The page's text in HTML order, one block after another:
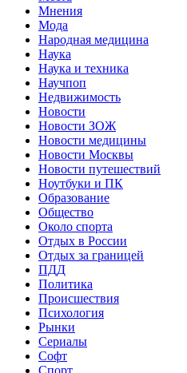
Мнения
Мода
Народная медицина
Наука
Наука и техника
Научпоп
Недвижимость
Новости
Новости ЗОЖ
Новости медицины
Новости Москвы
Новости путешествий
Ноутбуки и ПК
Образование
Общество
Около спорта
Отдых в России
Отдых за границей
ПДД
Политика
Происшествия
Психология
Рынки
Сериалы
Софт
Спорт